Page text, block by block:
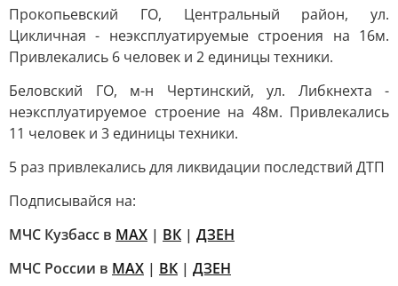
Прокопьевский ГО, Центральный район, ул.
Цикличная - неэксплуатируемые строения на 16м.
Привлекались 6 человек и 2 единицы техники.
Беловский ГО, м-н Чертинский, ул. Либкнехта -
неэксплуатируемое строение на 48м. Привлекались
11 человек и 3 единицы техники.
5 раз привлекались для ликвидации последствий ДТП
Подписывайся на:
МЧС Кузбасс в MAX | ВК | ДЗЕН
МЧС России в MAX | ВК | ДЗЕН